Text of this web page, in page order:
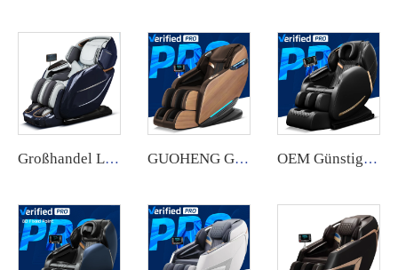
Großhandel Luxus Elektrisch Schwerelosigkeit AI-Stimmensteuerung Ganzkörper-Massage Körperanalyse Intelligenter Massagesessel 24 Modi für den Körper GUOHENG Ganzkörper Elektrischer AI Smart Heiz-Liegesessel Thai Stretch 3D Roboterhand SL-Spur Schwerelosigkeit Shiatsu-Massagestuhl OEM Günstiger Preis Hochwertige Musik-Massage-Kopf Großes LCD Massagestuhl für Zuhause Ganzkörper 8D Massagestuhl